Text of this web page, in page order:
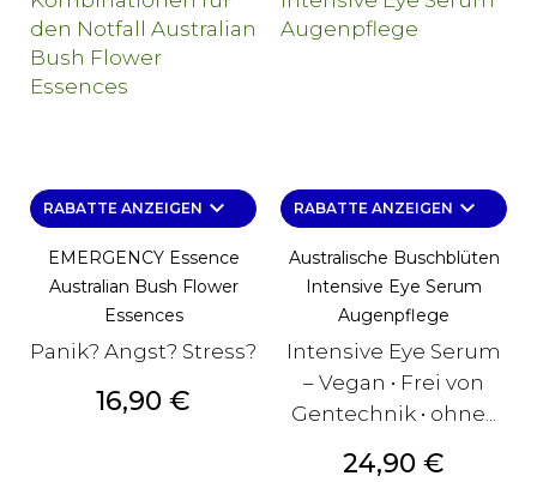
RABATTE ANZEIGEN keyboard_arrow_down
EMERGENCY Essence
Australian Bush Flower
Essences
Panik? Angst? Stress?
Preis
16,90 €
RABATTE ANZEIGEN keyboard_arrow_down
Australische Buschblüten
Intensive Eye Serum
Augenpflege
Intensive Eye Serum
– Vegan • Frei von
Gentechnik • ohne...
Preis
24,90 €